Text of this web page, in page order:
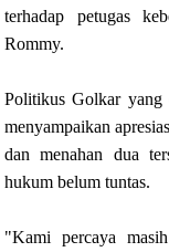
terhadap petugas
Rommy.
Politikus Golkar
menyampaikan
dan menahan dua
hukum belum tuntas.
"Kami percaya